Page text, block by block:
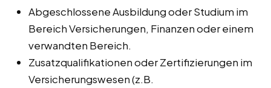
Abgeschlossene Ausbildung oder Studium im
Bereich Versicherungen, Finanzen oder einem
verwandten Bereich.
Zusatzqualifikationen oder Zertifizierungen im
Versicherungswesen (z.B.